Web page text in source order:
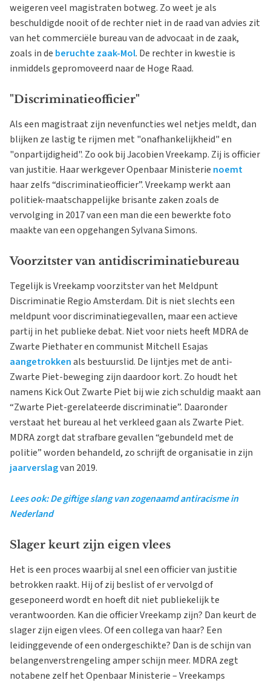
weigeren veel magistraten botweg. Zo weet je als
beschuldigde nooit of de rechter niet in de raad van advies zit
van het commerciële bureau van de advocaat in de zaak,
zoals in de beruchte zaak-Mol. De rechter in kwestie is
inmiddels gepromoveerd naar de Hoge Raad.
"Discriminatieofficier"
Als een magistraat zijn nevenfuncties wel netjes meldt, dan
blijken ze lastig te rijmen met "onafhankelijkheid" en
"onpartijdigheid". Zo ook bij Jacobien Vreekamp. Zij is officier
van justitie. Haar werkgever Openbaar Ministerie noemt
haar zelfs “discriminatieofficier”. Vreekamp werkt aan
politiek-maatschappelijke brisante zaken zoals de
vervolging in 2017 van een man die een bewerkte foto
maakte van een opgehangen Sylvana Simons.
Voorzitster van antidiscriminatiebureau
Tegelijk is Vreekamp voorzitster van het Meldpunt
Discriminatie Regio Amsterdam. Dit is niet slechts een
meldpunt voor discriminatiegevallen, maar een actieve
partij in het publieke debat. Niet voor niets heeft MDRA de
Zwarte Piethater en communist Mitchell Esajas
aangetrokkenals bestuurslid. De lijntjes met de anti-
Zwarte Piet-beweging zijn daardoor kort. Zo houdt het
namens Kick Out Zwarte Piet bij wie zich schuldig maakt aan
“Zwarte Piet-gerelateerde discriminatie”. Daaronder
verstaat het bureau al het verkleed gaan als Zwarte Piet.
MDRA zorgt dat strafbare gevallen “gebundeld met de
politie” worden behandeld, zo schrijft de organisatie in zijn
jaarverslagvan 2019.
Lees ook: De giftige slang van zogenaamd antiracisme in
Nederland
Slager keurt zijn eigen vlees
Het is een proces waarbij al snel een officier van justitie
betrokken raakt. Hij of zij beslist of er vervolgd of
geseponeerd wordt en hoeft dit niet publiekelijk te
verantwoorden. Kan die officier Vreekamp zijn? Dan keurt de
slager zijn eigen vlees. Of een collega van haar? Een
leidinggevende of een ondergeschikte? Dan is de schijn van
belangenverstrengeling amper schijn meer. MDRA zegt
notabene zelf het Openbaar Ministerie – Vreekamps